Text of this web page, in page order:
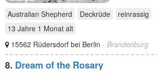
Australian Shepherd Deckrüde
reinrassig
13 Jahre 1 Monat alt
15562 Rüdersdorf bei Berlin - Brandenburg
8. Dream of the Rosary